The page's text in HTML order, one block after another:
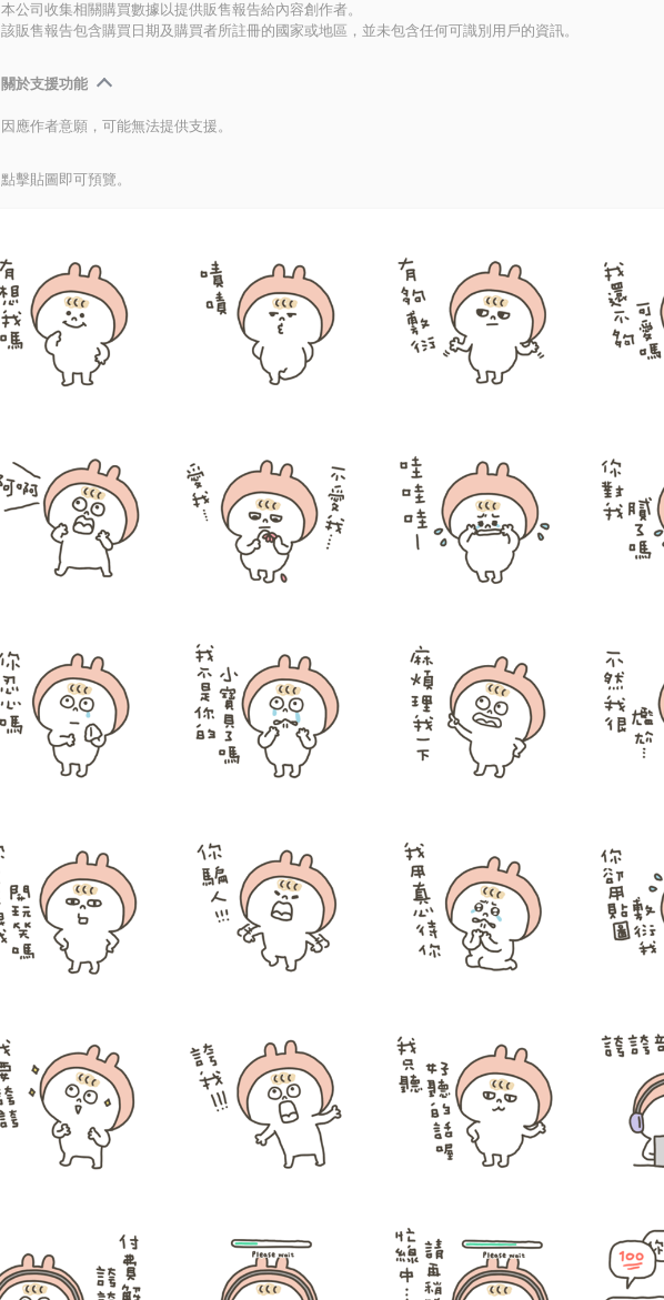
本公司收集相關購買數據以提供販售報告給內容創作者。
該販售報告包含購買日期及購買者所註冊的國家或地區，並未包含任何可識別用戶的資訊。
關於支援功能
因應作者意願，可能無法提供支援。
點擊貼圖即可預覽。